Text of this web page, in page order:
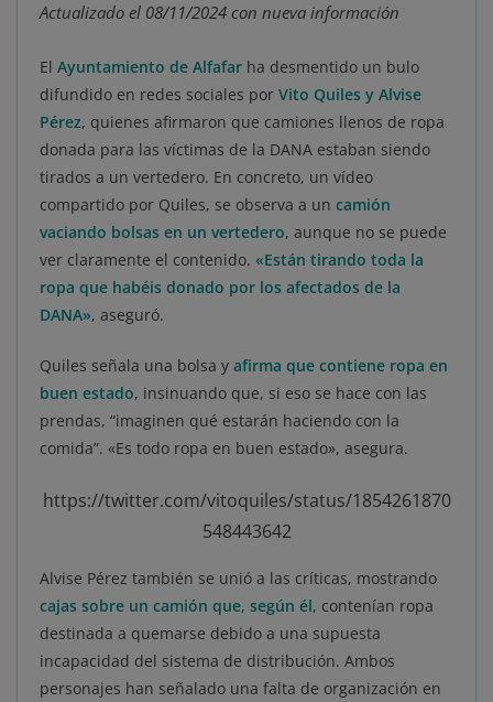
Actualizado el 08/11/2024 con nueva información
El Ayuntamiento de Alfafar ha desmentido un bulo
difundido en redes sociales por Vito Quiles y Alvise
Pérez, quienes afirmaron que camiones llenos de ropa
donada para las víctimas de la DANA estaban siendo
tirados a un vertedero. En concreto, un vídeo
compartido por Quiles, se observa a un camión
vaciando bolsas en un vertedero, aunque no se puede
ver claramente el contenido. «Están tirando toda la
ropa que habéis donado por los afectados de la
DANA», aseguró.
Quiles señala una bolsa y afirma que contiene ropa en
buen estado, insinuando que, si eso se hace con las
prendas, “imaginen qué estarán haciendo con la
comida”. «Es todo ropa en buen estado», asegura.
https://twitter.com/vitoquiles/status/1854261870
548443642
Alvise Pérez también se unió a las críticas, mostrando
cajas sobre un camión que, según él, contenían ropa
destinada a quemarse debido a una supuesta
incapacidad del sistema de distribución. Ambos
personajes han señalado una falta de organización en